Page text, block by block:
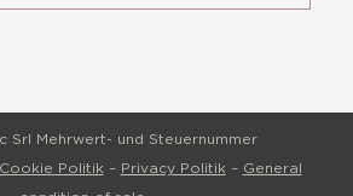
Srl Mehrwert- und Steuernummer
Cookie Politik – Privacy Politik – General